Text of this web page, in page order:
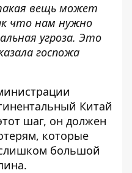
вещь может
что нам нужно
угроза. Это
госпожа
Китай
шаг, он должен
которые
большой
а.